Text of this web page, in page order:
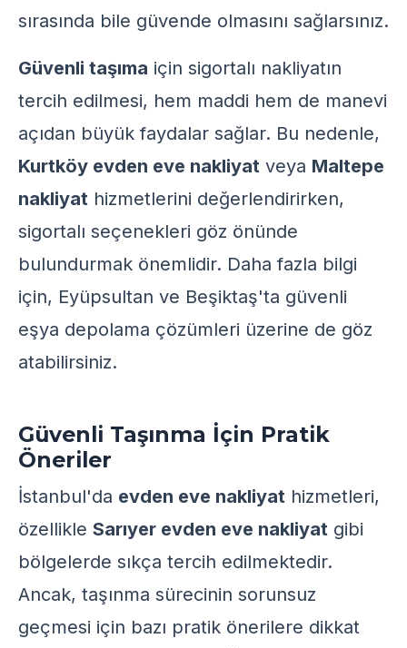
sırasında bile güvende olmasını sağlarsınız.
Güvenli taşıma için sigortalı nakliyatın
tercih edilmesi, hem maddi hem de manevi
açıdan büyük faydalar sağlar. Bu nedenle,
Kurtköy evden eve nakliyat veya Maltepe
nakliyat hizmetlerini değerlendirirken,
sigortalı seçenekleri göz önünde
bulundurmak önemlidir. Daha fazla bilgi
için, Eyüpsultan ve Beşiktaş'ta güvenli
eşya depolama çözümleri üzerine de göz
atabilirsiniz.
Güvenli Taşınma İçin Pratik
Öneriler
İstanbul'da evden eve nakliyat hizmetleri,
özellikle Sarıyer evden eve nakliyat gibi
bölgelerde sıkça tercih edilmektedir.
Ancak, taşınma sürecinin sorunsuz
geçmesi için bazı pratik önerilere dikkat